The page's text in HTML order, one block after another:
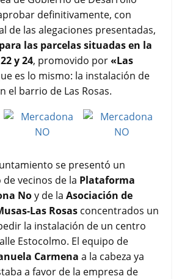
r
t
i
r
definitivamente, con
de las alegaciones presentadas,
las parcelas situadas en la
y 24, promovido por«Las
es lo mismo: la instalación de
el barrio de Las Rosas.
se presentó un
vecinos de la Plataforma
Noy de laAsociación de
Las Rosas concentrados un
la instalación de un centro
Estocolmo. El equipo de
Carmena a la cabeza ya
a favor de la empresa de